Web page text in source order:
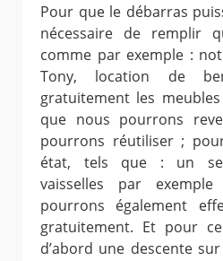
Pour que le débarras
nécessaire de remplir
comme par exemple :
Tony, location de
gratuitement les
que nous pourrons
pourrons réutiliser ;
état, tels que : un
vaisselles par
pourrons également
gratuitement. Et pour
d’abord une descente